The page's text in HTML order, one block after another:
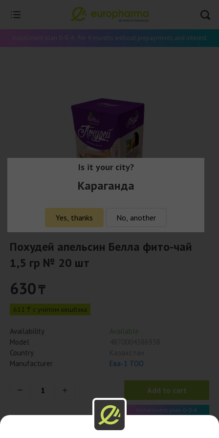
Installment plan 0-0-4 - for 4 months without prepayments and interest
Похудей апельсин Белла фито-чай
1,5 гр № 20 шт
630₸
611 ₸ с учётом кешбэка
Availability
Available
Model
Country
Manufacturer
Ева-1 ТОО
Add to cart
Installment plan 0-0-4
Is it your city?
Караганда
Yes, thanks No, another